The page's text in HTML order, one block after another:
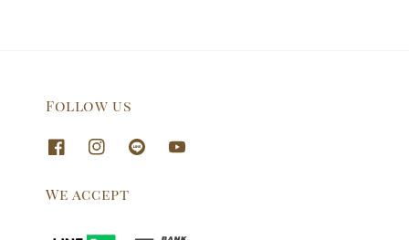
Follow us
We accept